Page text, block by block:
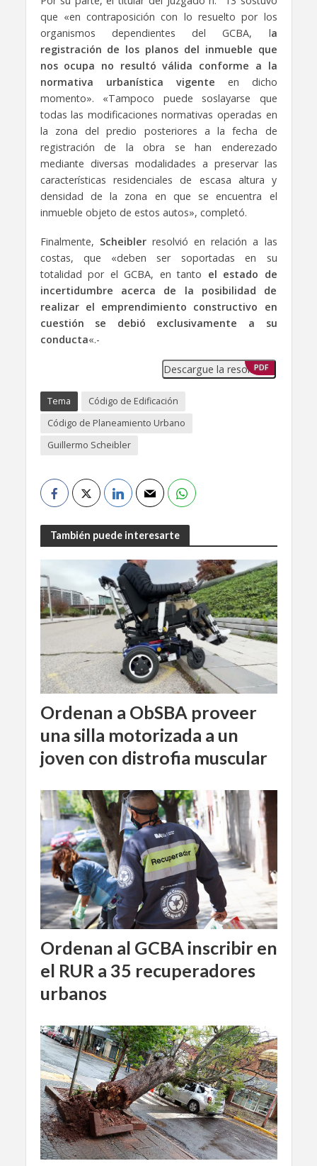
que «en contraposición con lo resuelto por los
organismos dependientes del GCBA, la
registración de los planos del inmueble que
nos ocupa no resultó válida conforme a la
normativa urbanística vigente en dicho
momento». «Tampoco puede soslayarse que
todas las modificaciones normativas operadas en
la zona del predio posteriores a la fecha de
registración de la obra se han enderezado
mediante diversas modalidades a preservar las
características residenciales de escasa altura y
densidad de la zona en que se encuentra el
inmueble objeto de estos autos», completó.
Finalmente, Scheiblerresolvió en relación a las
costas, que «deben ser soportadas en su
totalidad por el GCBA, en tanto el estado de
incertidumbre acerca de la posibilidad de
realizar el emprendimiento constructivo en
cuestión se debió exclusivamente a su
conducta«.-
Descargue la resolución
PDF
Tema
Código de Edificación
Código de Planeamiento Urbano
Guillermo Scheibler
También puede interesarte
Ordenan a ObSBA proveer
una silla motorizada a un
joven con distrofia muscular
Ordenan al GCBA inscribir en
el RUR a 35 recuperadores
urbanos